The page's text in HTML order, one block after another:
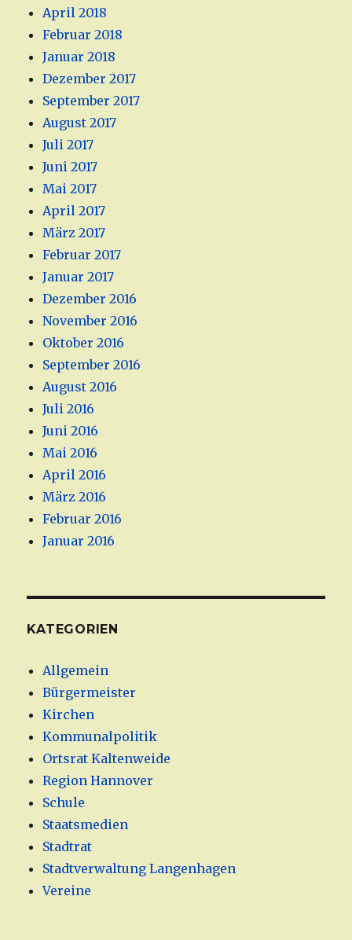
April 2018
Februar 2018
Januar 2018
Dezember 2017
September 2017
August 2017
Juli 2017
Juni 2017
Mai 2017
April 2017
März 2017
Februar 2017
Januar 2017
Dezember 2016
November 2016
Oktober 2016
September 2016
August 2016
Juli 2016
Juni 2016
Mai 2016
April 2016
März 2016
Februar 2016
Januar 2016
KATEGORIEN
Allgemein
Bürgermeister
Kirchen
Kommunalpolitik
Ortsrat Kaltenweide
Region Hannover
Schule
Staatsmedien
Stadtrat
Stadtverwaltung Langenhagen
Vereine